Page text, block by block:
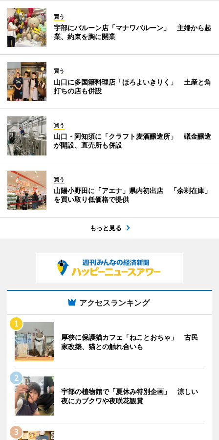
買う
宇部にバルーン店「マナワバルーン」 主婦から起
業、約束を胸に開業
買う
山口に多国籍料理店「ほろよいきりく」 土産と角
打ちの店も併設
買う
山口・阿知須に「クラフト麦酒醸造所」 礒金醸造
が開設、直売所も併設
買う
山陽小野田に「アエナ」県内初出店 「余剰在庫」
を買い取り低価格で提供
もっと見る
アクセスランキング
厚狭に保護猫カフェ「ねことおちゃ」 古民
家改築、猫との触れ合いも
宇部の植物館で「夏休み特別企画」 涼しい
夜にカブクワや夜咲花観賞